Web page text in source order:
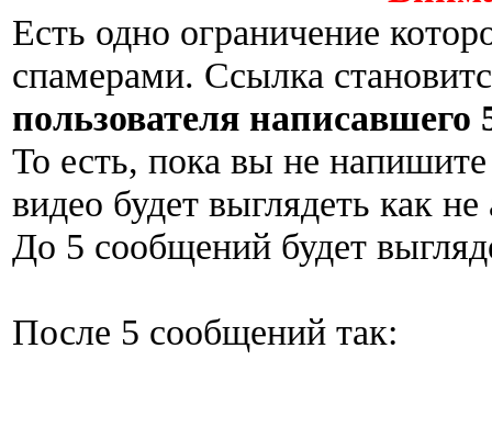
Есть одно ограничение
спамерами. Ссылка
пользователя написавшего
То есть, пока вы не
видео будет выглядеть как
До 5 сообщений будет
После 5 сообщений так: